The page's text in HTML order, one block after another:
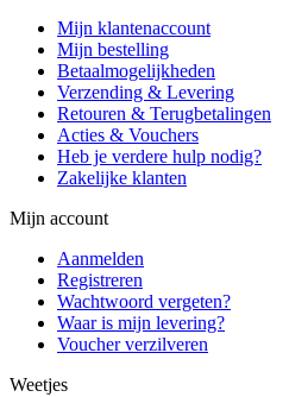
Mijn klantenaccount
Mijn bestelling
Betaalmogelijkheden
Verzending & Levering
Retouren & Terugbetalingen
Acties & Vouchers
Heb je verdere hulp nodig?
Zakelijke klanten
Mijn account
Aanmelden
Registreren
Wachtwoord vergeten?
Waar is mijn levering?
Voucher verzilveren
Weetjes